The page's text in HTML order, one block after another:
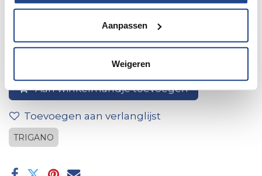
Aanpassen
Weigeren
2*katoog wit 105*54
Aan winkelmandje toevoegen
Toevoegen aan verlanglijst
TRIGANO